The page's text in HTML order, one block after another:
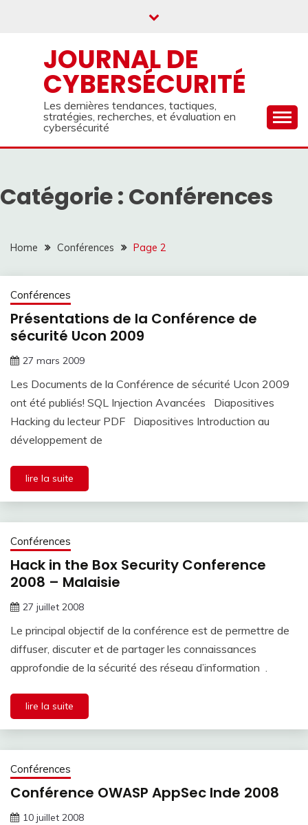
JOURNAL DE
CYBERSÉCURITÉ
Les dernières tendances, tactiques,
stratégies, recherches, et évaluation en
cybersécurité
Catégorie : Conférences
Home Conférences Page 2
Conférences
Présentations de la Conférence de
sécurité Ucon 2009
27 mars 2009
Les Documents de la Conférence de sécurité Ucon 2009
ont été publiés! SQL Injection Avancées Diapositives
Hacking du lecteur PDF Diapositives Introduction au
développement de
lire la suite
Conférences
Hack in the Box Security Conference
2008 – Malaisie
27 juillet 2008
Le principal objectif de la conférence est de permettre de
diffuser, discuter et de partager les connaissances
approfondie de la sécurité des réseau d’information .
lire la suite
Conférences
Conférence OWASP AppSec Inde 2008
10 juillet 2008